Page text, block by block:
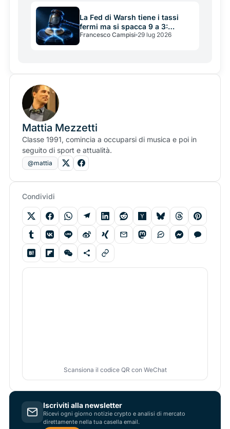
La Fed di Warsh tiene i tassi
fermi ma si spacca 9 a 3:
perché per le crypto il sollievo
Francesco Campisi 29 lug 2026
Mattia Mezzetti
Classe 1991, comincia a occuparsi di musica e poi in
seguito di sport e attualità.
@mattia
Condividi
Scansiona il codice QR con WeChat
Iscriviti alla newsletter
Ricevi ogni giorno notizie crypto e analisi di mercato
direttamente nella tua casella email.